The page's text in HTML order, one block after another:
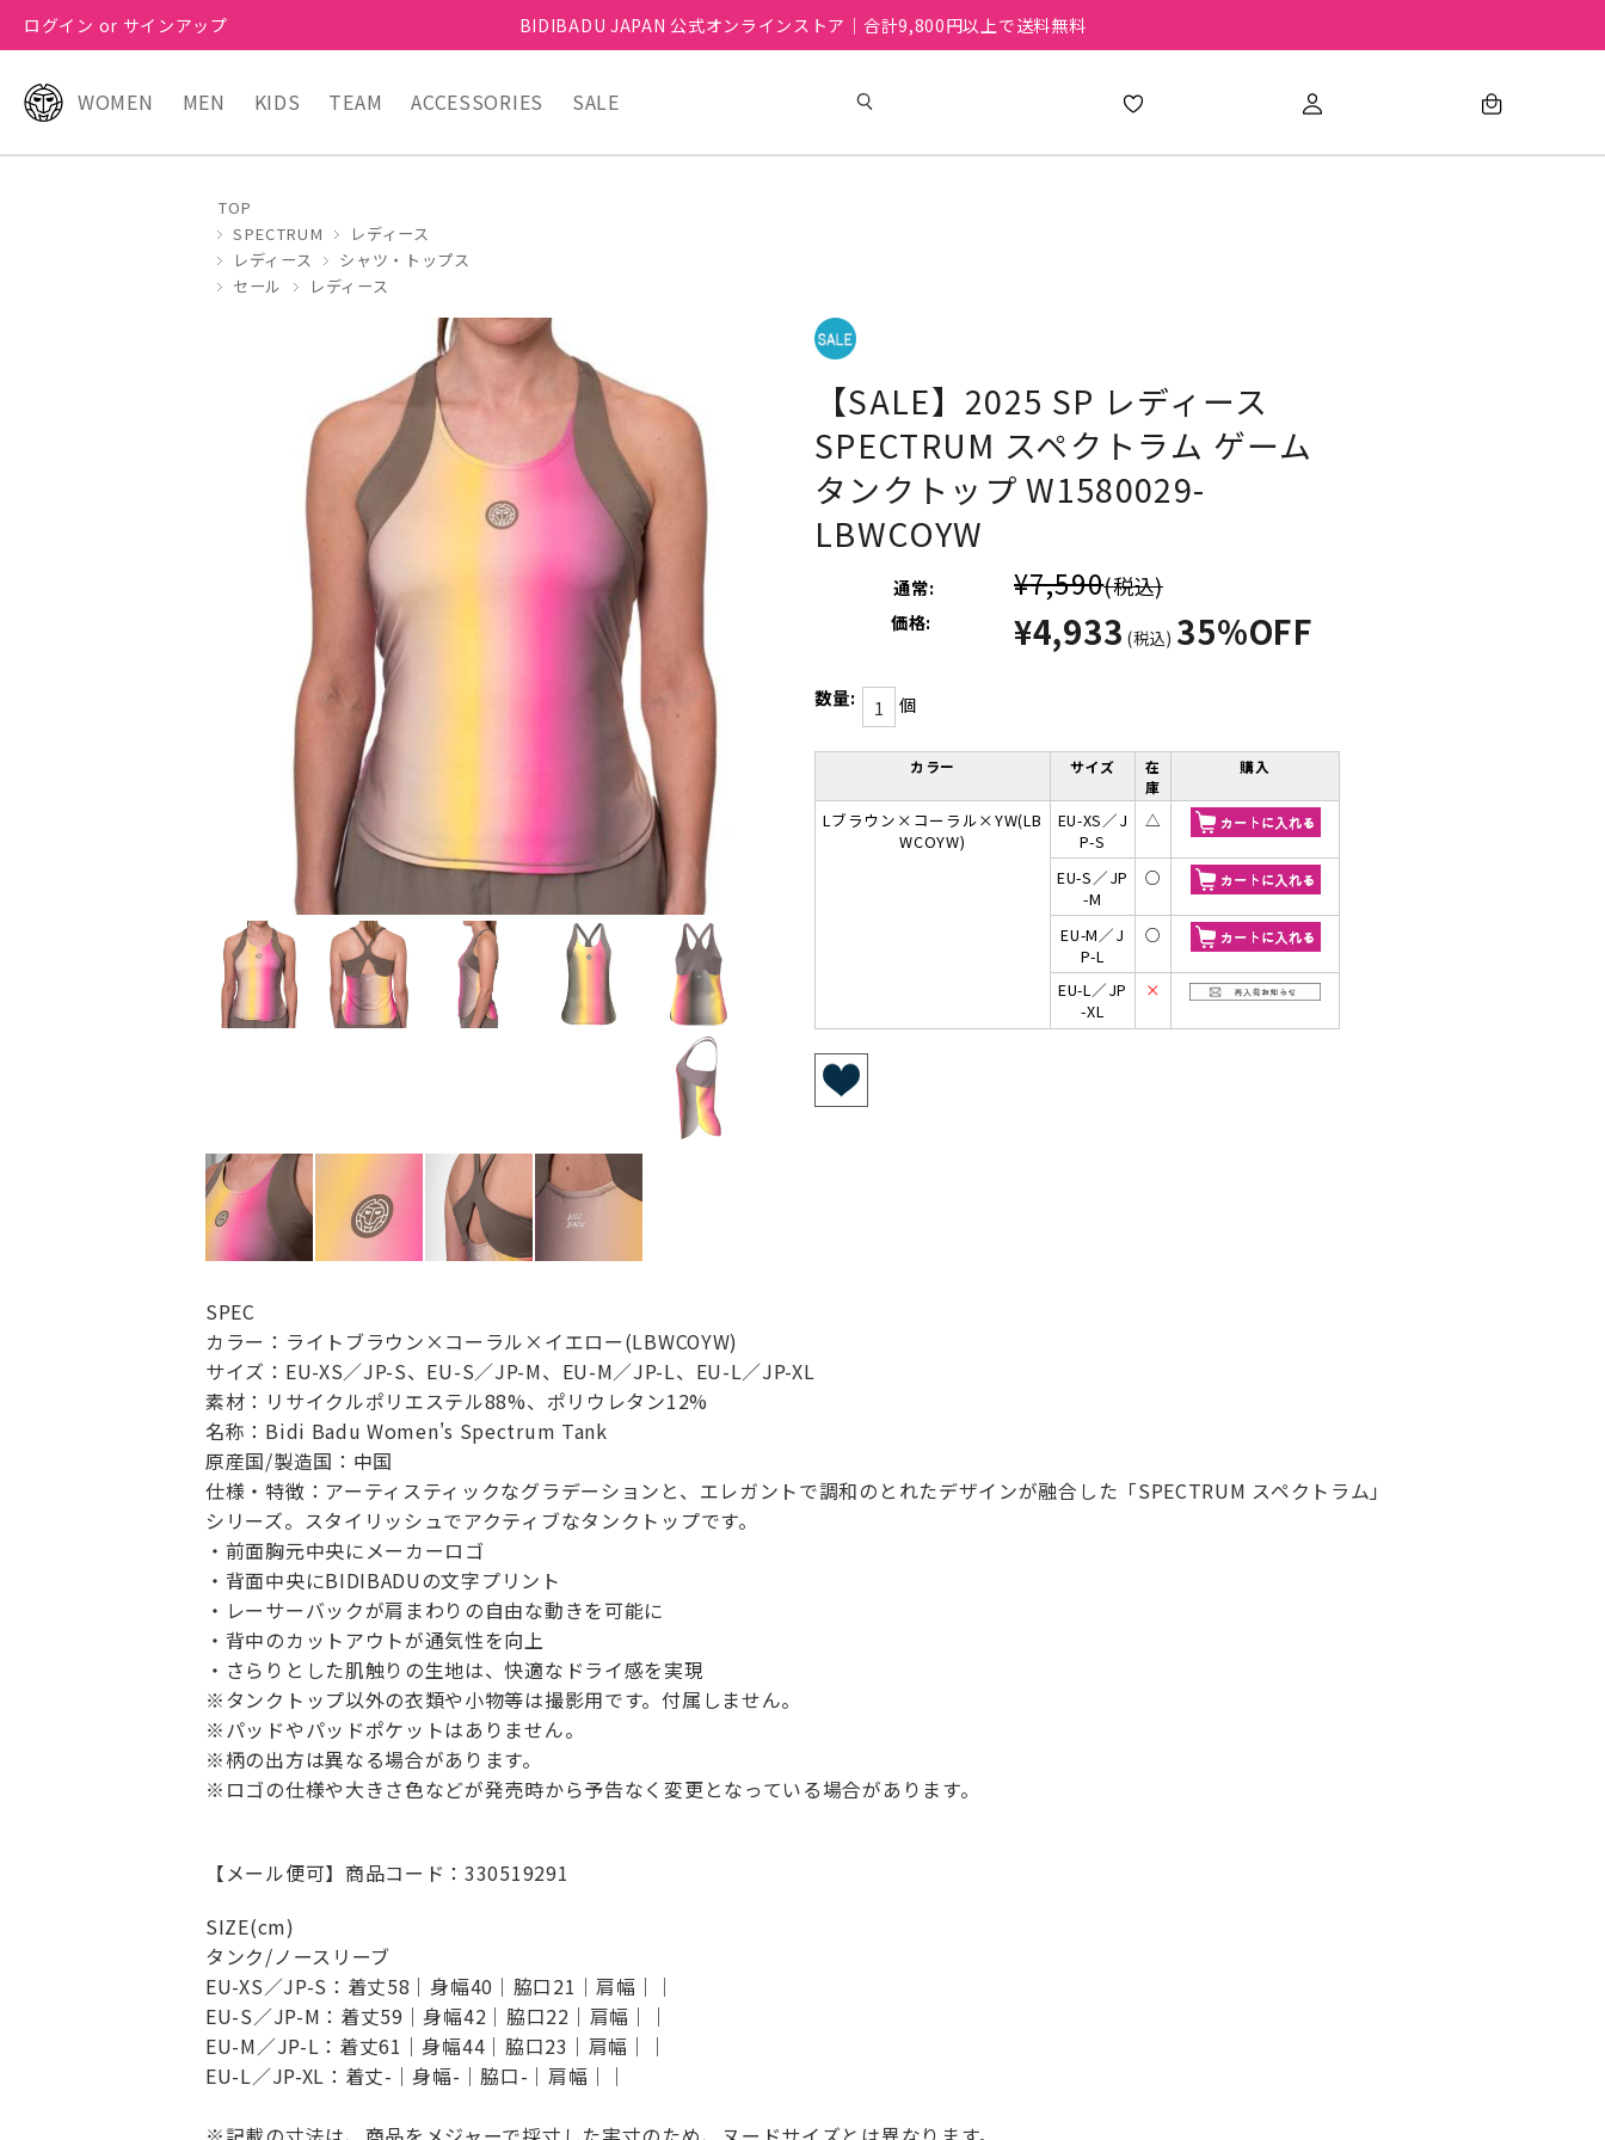
ログイン or サインアップ BIDIBADU JAPAN 公式オンラインストア｜合計9,800円以上で送料無料
WOMEN MEN KIDS TEAM ACCESSORIES SALE
TOP
SPECTRUM
レディース
レディース
シャツ・トップス
セール
レディース
【SALE】2025 SP レディース
SPECTRUM スペクトラム ゲーム
タンクトップ W1580029-
LBWCOYW
通常: ¥7,590(税込)
価格: ¥4,933 (税込) 35%OFF
数量: 個
カラー サイズ
在
庫
購入
Lブラウン×コーラル×YW(LB
WCOYW)
EU-XS／J
P-S
△
EU-S／JP
-M
○
EU-M／J
P-L
○
EU-L／JP
-XL
×
SPEC
カラー：ライトブラウン×コーラル×イエロー(LBWCOYW)
サイズ：EU-XS／JP-S、EU-S／JP-M、EU-M／JP-L、EU-L／JP-XL
素材：リサイクルポリエステル88%、ポリウレタン12%
名称：Bidi Badu Women's Spectrum Tank
原産国/製造国：中国
仕様・特徴：アーティスティックなグラデーションと、エレガントで調和のとれたデザインが融合した「SPECTRUM スペクトラム」
シリーズ。スタイリッシュでアクティブなタンクトップです。
・前面胸元中央にメーカーロゴ
・背面中央にBIDIBADUの文字プリント
・レーサーバックが肩まわりの自由な動きを可能に
・背中のカットアウトが通気性を向上
・さらりとした肌触りの生地は、快適なドライ感を実現
※タンクトップ以外の衣類や小物等は撮影用です。付属しません。
※パッドやパッドポケットはありません。
※柄の出方は異なる場合があります。
※ロゴの仕様や大きさ色などが発売時から予告なく変更となっている場合があります。
【メール便可】商品コード：330519291
SIZE(cm)
タンク/ノースリーブ
EU-XS／JP-S：着丈58｜身幅40｜脇口21｜肩幅｜｜
EU-S／JP-M：着丈59｜身幅42｜脇口22｜肩幅｜｜
EU-M／JP-L：着丈61｜身幅44｜脇口23｜肩幅｜｜
EU-L／JP-XL：着丈-｜身幅-｜脇口-｜肩幅｜｜